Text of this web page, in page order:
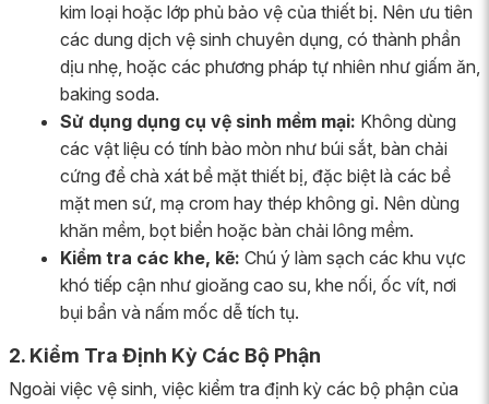
kim loại hoặc lớp phủ bảo vệ của thiết bị. Nên ưu tiên
các dung dịch vệ sinh chuyên dụng, có thành phần
dịu nhẹ, hoặc các phương pháp tự nhiên như giấm ăn,
baking soda.
Sử dụng dụng cụ vệ sinh mềm mại: Không dùng
các vật liệu có tính bào mòn như búi sắt, bàn chải
cứng để chà xát bề mặt thiết bị, đặc biệt là các bề
mặt men sứ, mạ crom hay thép không gỉ. Nên dùng
khăn mềm, bọt biển hoặc bàn chải lông mềm.
Kiểm tra các khe, kẽ: Chú ý làm sạch các khu vực
khó tiếp cận như gioăng cao su, khe nối, ốc vít, nơi
bụi bẩn và nấm mốc dễ tích tụ.
2. Kiểm Tra Định Kỳ Các Bộ Phận
Ngoài việc vệ sinh, việc kiểm tra định kỳ các bộ phận của